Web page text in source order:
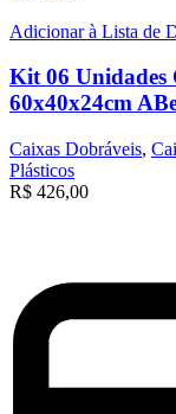
Adicionar à Lista de
Kit 06 Unidades
60x40x24cm
Caixas Dobráveis,
Plásticos
R$ 426,00